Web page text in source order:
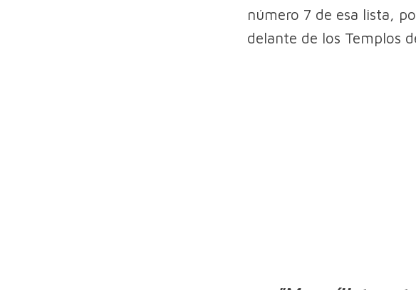
número 7 de esa lista,
delante de los Templos